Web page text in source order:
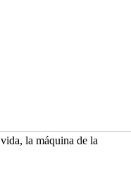
la máquina de la